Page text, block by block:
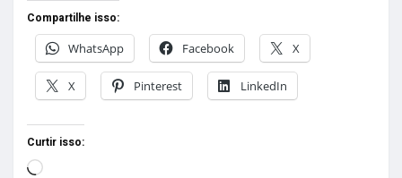
Compartilhe isso:
WhatsApp
Facebook X
X Pinterest LinkedIn
Curtir isso: